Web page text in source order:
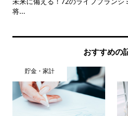
将...
おすすめの
貯金・家計